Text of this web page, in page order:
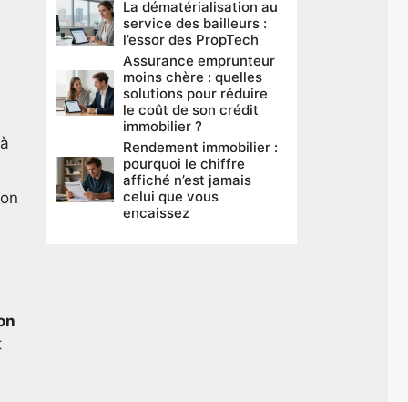
La dématérialisation au
service des bailleurs :
l’essor des PropTech
Assurance emprunteur
moins chère : quelles
solutions pour réduire
le coût de son crédit
immobilier ?
Rendement immobilier :
pourquoi le chiffre
affiché n’est jamais
celui que vous
encaissez